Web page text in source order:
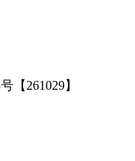
【261029】